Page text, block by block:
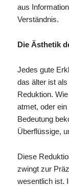
aus
Verständnis.
Die Ästhetik
Jedes gute
das älter ist
Reduktion.
atmet, oder
Bedeutung
Überflüssige,
Diese
zwingt zur
wesentlich ist.